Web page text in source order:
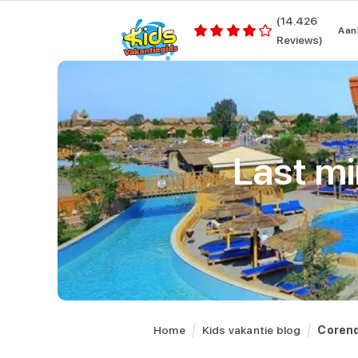
(14.426
Reviews)
Last
Home Kids vakantie blog